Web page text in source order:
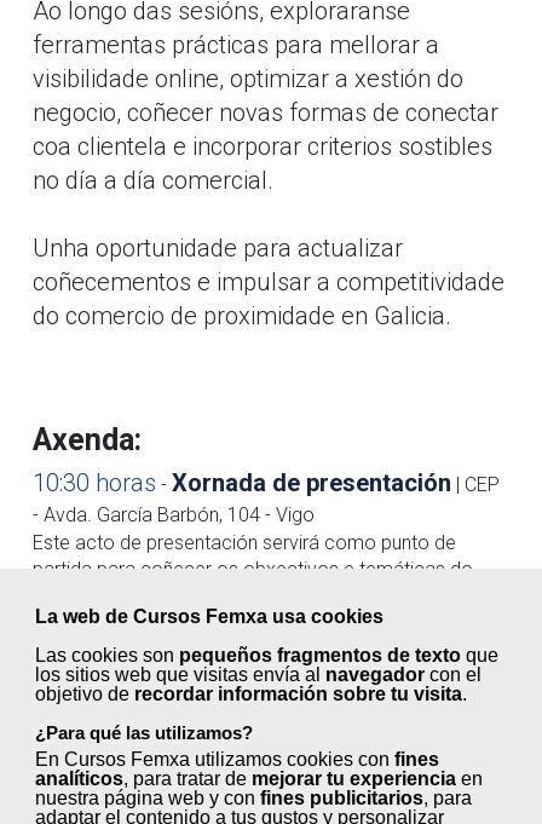
La web de Cursos Femxa usa cookies
Las cookies son pequeños fragmentos de textoque
los sitios web que visitas envía al navegadorcon el
objetivo de recordar información sobre tu visita.
¿Para qué las utilizamos?
En Cursos Femxa utilizamos cookies con fines
analíticos, para tratar de mejorar tu experienciaen
nuestra página web y con fines publicitarios, para
adaptar el contenido a tus gustos y personalizar
Ao longo das sesións, exploraranse
ferramentas prácticas para mellorar a
visibilidade online, optimizar a xestión do
negocio, coñecer novas formas de conectar
coa clientela e incorporar criterios sostibles
no día a día comercial.
Unha oportunidade para actualizar
coñecementos e impulsar a competitividade
do comercio de proximidade en Galicia.
Axenda:
10:30 horas - Xornada de presentación | CEP
- Avda. García Barbón, 104 - Vigo
Este acto de presentación servirá como punto de
partida para coñecer os obxectivos e temáticas do